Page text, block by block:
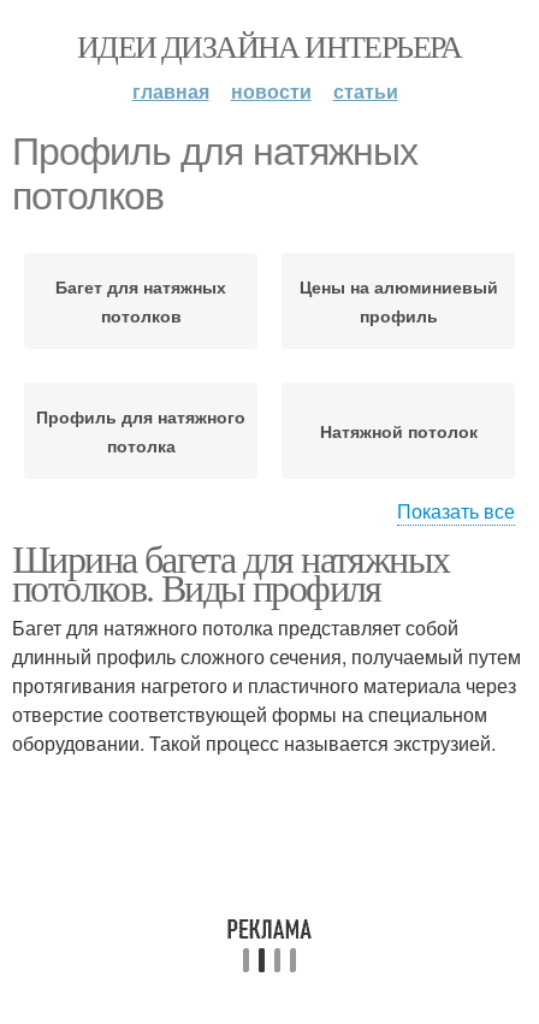
ИДЕИ ДИЗАЙНА ИНТЕРЬЕРА
главная новости статьи
Профиль для натяжных
потолков
Багет для натяжных
потолков
Цены на алюминиевый
профиль
Профиль для натяжного
потолка
Натяжной потолок
Потолок при установке Алюминиевый профиль
Профиль для монтажа Натяжные потолки
Показать все
Ширина багета для натяжных
потолков. Виды профиля
Багет для натяжного потолка представляет собой
длинный профиль сложного сечения, получаемый путем
протягивания нагретого и пластичного материала через
отверстие соответствующей формы на специальном
оборудовании. Такой процесс называется экструзией.